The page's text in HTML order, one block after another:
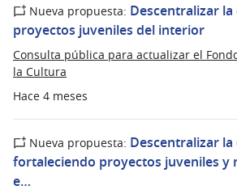
Hace 4 meses
Nueva propuesta: Descentralizar
proyectos juveniles del interior
Consulta pública para actualizar el
la Cultura
Nueva propuesta: Descentralizar
fortaleciendo proyectos juveniles y
e…